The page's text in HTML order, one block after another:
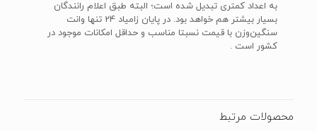
به اعداد کمتری تبدیل شده است؛ البته طبق اعلام رانندگان
بسیار بیشتر هم خواهد بود. در پایان زامیاد 24 تنها وانت
سنگین‌وزن با قیمت نسبتا مناسب و حداقل امکانات موجود در
کشور است .
محصولات مرتبط